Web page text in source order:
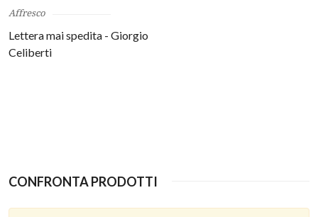
Affresco
Lettera mai spedita - Giorgio
Celiberti
CONFRONTA PRODOTTI